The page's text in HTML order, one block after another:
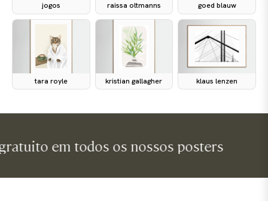
jogos raissa oltmanns goed blauw
tara royle kristian gallagher klaus lenzen
em todos os nossos posters